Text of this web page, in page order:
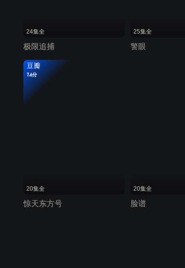
24集全
极限追捕
25集全
警眼
豆瓣
7.6分
20集全
惊天东方号
20集全
脸谱